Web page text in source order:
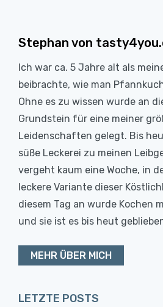
Stephan von
Ich war ca. 5 Jahre alt als
beibrachte, wie man
Ohne es zu wissen wurde an
Grundstein für eine meiner
Leidenschaften gelegt. Bis
süße Leckerei zu meinen
vergeht kaum eine Woche, in
leckere Variante dieser
diesem Tag an wurde Kochen
und sie ist es bis heut
MEHR ÜBER MICH
LETZTE POSTS